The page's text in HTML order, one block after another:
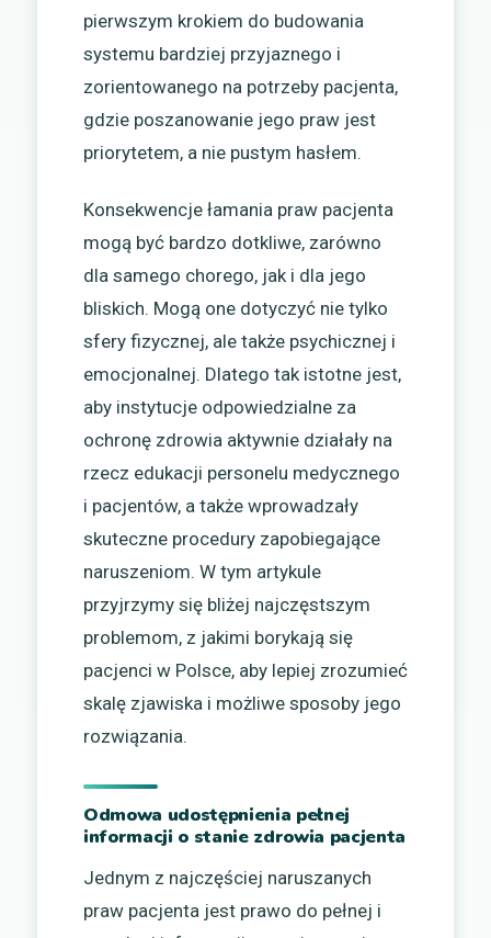
pierwszym krokiem do budowania
systemu bardziej przyjaznego i
zorientowanego na potrzeby pacjenta,
gdzie poszanowanie jego praw jest
priorytetem, a nie pustym hasłem.
Konsekwencje łamania praw pacjenta
mogą być bardzo dotkliwe, zarówno
dla samego chorego, jak i dla jego
bliskich. Mogą one dotyczyć nie tylko
sfery fizycznej, ale także psychicznej i
emocjonalnej. Dlatego tak istotne jest,
aby instytucje odpowiedzialne za
ochronę zdrowia aktywnie działały na
rzecz edukacji personelu medycznego
i pacjentów, a także wprowadzały
skuteczne procedury zapobiegające
naruszeniom. W tym artykule
przyjrzymy się bliżej najczęstszym
problemom, z jakimi borykają się
pacjenci w Polsce, aby lepiej zrozumieć
skalę zjawiska i możliwe sposoby jego
rozwiązania.
Odmowa udostępnienia pełnej
informacji o stanie zdrowia pacjenta
Jednym z najczęściej naruszanych
praw pacjenta jest prawo do pełnej i